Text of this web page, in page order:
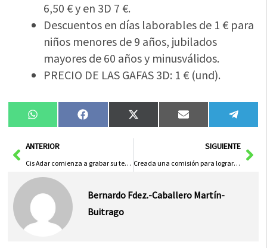
6,50 € y en 3D 7 €.
Descuentos en días laborables de 1 € para
niños menores de 9 años, jubilados
mayores de 60 años y minusválidos.
PRECIO DE LAS GAFAS 3D: 1 € (und).
Compartir
en
WhatsAppCompartir
en
FacebookCompartir
en
X
(Twitter)
Compartir
en
Email
en
AntANTERIOR
Cis Adar comienza a grabar su tercer disco
SIGUIENTE
Creada una comisión para lograr la Coronación Pontifica de la Virgen de las Mercedes
Bernardo Fdez.-Caballero Martín-
Buitrago